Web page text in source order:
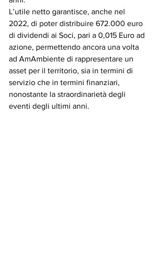
L’utile netto garantisce, anche nel
2022, di poter distribuire 672.000 euro
di dividendi ai Soci, pari a 0,015 Euro ad
azione, permettendo ancora una volta
ad AmAmbiente di rappresentare un
asset per il territorio, sia in termini di
servizio che in termini finanziari,
nonostante la straordinarietà degli
eventi degli ultimi anni.